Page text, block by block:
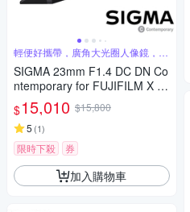
輕便好攜帶，廣角大光圈人像鏡，美
麗淺景深
SIGMA 23mm F1.4 DC DN Co
ntemporary for FUJIFILM X 富
士接環 (公司貨) 廣角大光圈定
焦鏡 人像鏡 APS-C 無反微單眼
專用鏡頭
$15,010 $15,800
5 (1)
限時下殺 券
加入購物車